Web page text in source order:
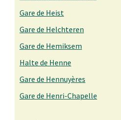
Gare de Heist
Gare de Helchteren
Gare de Hemiksem
Halte de Henne
Gare de Hennuyères
Gare de Henri-Chapelle